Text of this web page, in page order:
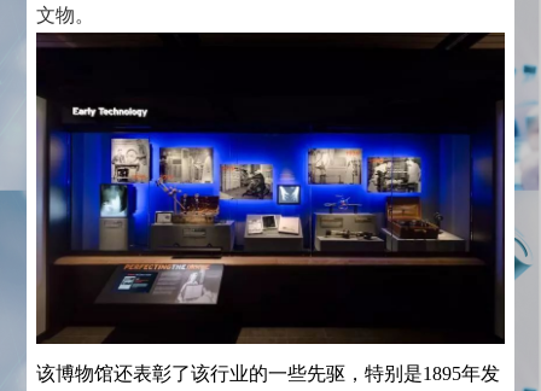
文物。
该博物馆还表彰了该行业的一些先驱，特别是1895年发